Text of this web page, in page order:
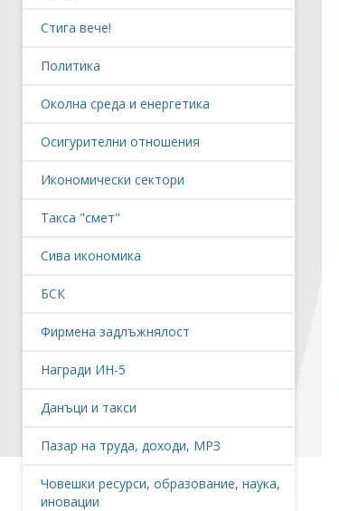
Стига вече!
Политика
Околна среда и енергетика
Осигурителни отношения
Икономически сектори
Такса "смет"
Сива икономика
БСК
Фирмена задлъжнялост
Награди ИН-5
Данъци и такси
Пазар на труда, доходи, МРЗ
Човешки ресурси, образование, наука,
иновации